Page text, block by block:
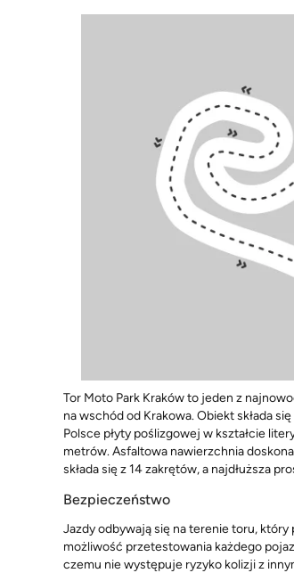
Tor Moto Park Kraków to jeden z
na wschód od Krakowa. Obiekt składa
Polsce płyty poślizgowej w kształcie
metrów. Asfaltowa nawierzchnia
składa się z 14 zakrętów, a najdłuższa
Bezpieczeństwo
Jazdy odbywają się na terenie toru,
możliwość przetestowania każdego
czemu nie występuje ryzyko kolizji z